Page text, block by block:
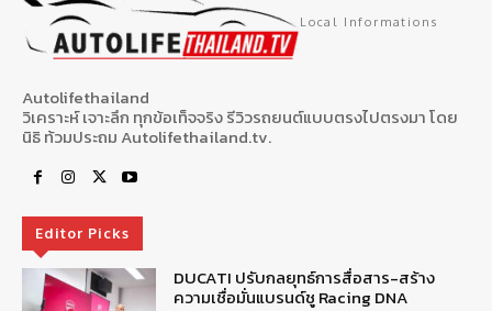
Local Informations
Autolifethailand
วิเคราะห์ เจาะลึก ทุกข้อเท็จจริง รีวิวรถยนต์แบบตรงไปตรงมา โดย
นิธิ ท้วมประถม Autolifethailand.tv.
Editor Picks
DUCATI ปรับกลยุทธ์การสื่อสาร-สร้าง
ความเชื่อมั่นแบรนด์ชู Racing DNA